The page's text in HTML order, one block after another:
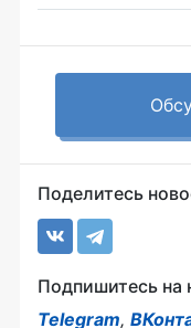
Поделитесь
Подпишитесь на
Telegram,